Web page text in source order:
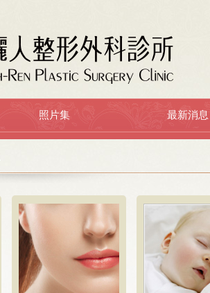
照片集 最新消息